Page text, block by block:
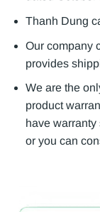
Thanh Dung
Our company
provides
We are the
product
have
or you can